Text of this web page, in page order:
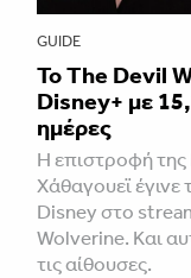
GUIDE
Το The Devil
Disney+ με
ημέρες
Η επιστροφή της
Χάθαγουεϊ
Disney στο
Wolverine. Και
τις αίθουσες.